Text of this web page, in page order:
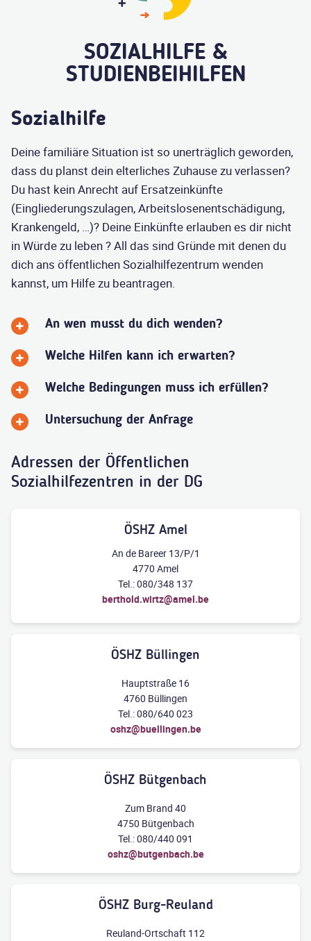
SOZIALHILFE &
STUDIENBEIHILFEN
Sozialhilfe
Deine familiäre Situation ist so unerträglich geworden,
dass du planst dein elterliches Zuhause zu verlassen?
Du hast kein Anrecht auf Ersatzeinkünfte
(Eingliederungszulagen, Arbeitslosenentschädigung,
Krankengeld, …)? Deine Einkünfte erlauben es dir nicht
in Würde zu leben ? All das sind Gründe mit denen du
dich ans öffentlichen Sozialhilfezentrum wenden
kannst, um Hilfe zu beantragen.
An wen musst du dich wenden?
Welche Hilfen kann ich erwarten?
Welche Bedingungen muss ich erfüllen?
Untersuchung der Anfrage
Adressen der Öffentlichen
Sozialhilfezentren in der DG
ÖSHZ Amel
An de Bareer 13/P/1
4770 Amel
Tel.: 080/348 137
berthold.wirtz@amel.be
ÖSHZ Büllingen
Hauptstraße 16
4760 Büllingen
Tel.: 080/640 023
oshz@buellingen.be
ÖSHZ Bütgenbach
Zum Brand 40
4750 Bütgenbach
Tel.: 080/440 091
oshz@butgenbach.be
ÖSHZ Burg-Reuland
Reuland-Ortschaft 112